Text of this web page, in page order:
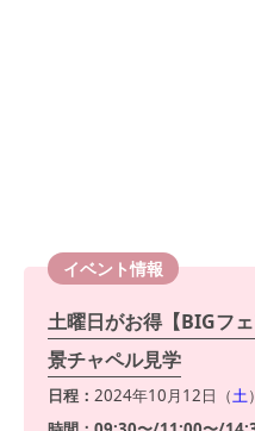
イベント情報
土曜日がお得【BIGフ
景チャペル見学
日程： 2024年10月12日（土）